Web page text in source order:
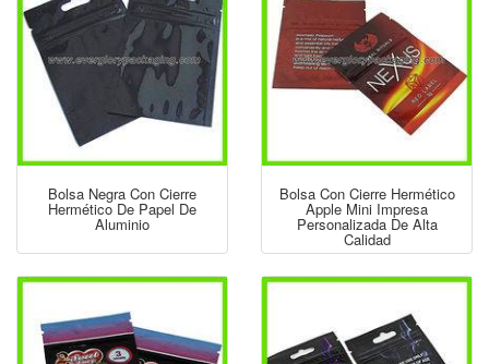
Bolsa Negra Con Cierre
Hermético De Papel De
Aluminio
Bolsa Con Cierre Hermético
Apple Mini Impresa
Personalizada De Alta
Calidad